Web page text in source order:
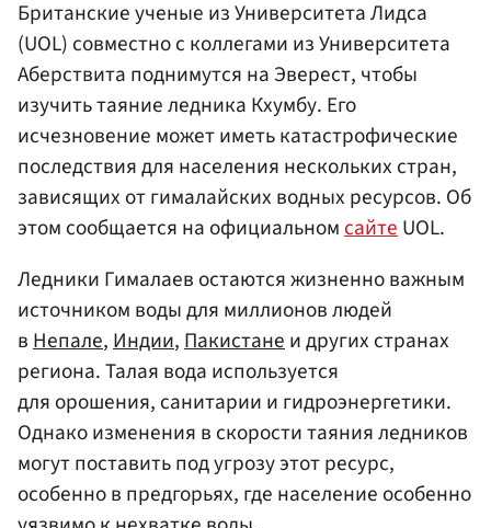
Британские ученые из Университета Лидса
(UOL) совместно с коллегами из Университета
Аберствита поднимутся на Эверест, чтобы
изучить таяние ледника Кхумбу. Его
исчезновение может иметь катастрофические
последствия для населения нескольких стран,
зависящих от гималайских водных ресурсов. Об
этом сообщается на официальномсайтеUOL.
Ледники Гималаев остаются жизненно важным
источником воды для миллионов людей
вНепале,Индии,Пакистанеи других странах
региона. Талая вода используется
для орошения, санитарии и гидроэнергетики.
Однако изменения в скорости таяния ледников
могут поставить под угрозу этот ресурс,
особенно в предгорьях, где население особенно